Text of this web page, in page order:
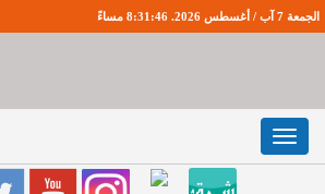
الجمعة 7 آب / أغسطس 2026. 8:31:47 مساءً
Toggle
navigation